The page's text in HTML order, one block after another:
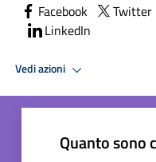
Facebook Twitter
LinkedIn
Vedi azioni
Quanto sono